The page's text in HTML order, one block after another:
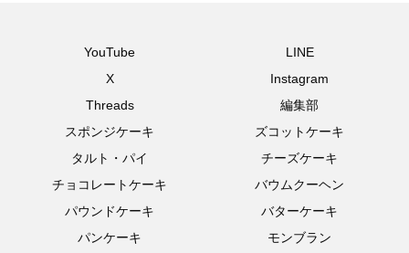
YouTube
LINE
X
Instagram
Threads
編集部
スポンジケーキ
ズコットケーキ
タルト・パイ
チーズケーキ
チョコレートケーキ
バウムクーヘン
パウンドケーキ
バターケーキ
パンケーキ
モンブラン